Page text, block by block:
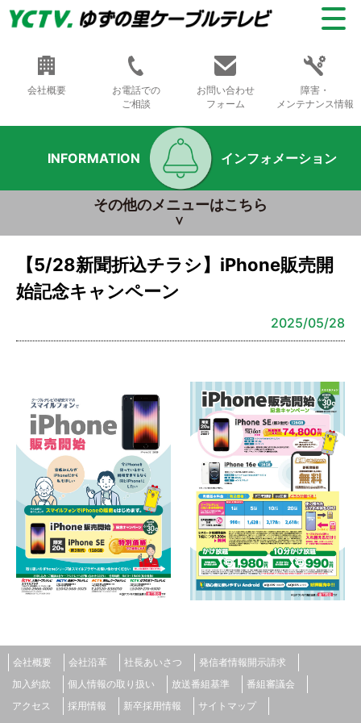
会社概要
お電話での
ご相談
お問い合わせ
フォーム
障害・
メンテナンス情報
INFORMATION インフォメーション
その他のメニューはこちら
【5/28新聞折込チラシ】iPhone販売開
始記念キャンペーン
2025/05/28
会社概要 会社沿革 社長あいさつ
発信者情報開示請求
加入約款
個人情報の取り扱い 放送番組基準
番組審議会
アクセス
採用情報 新卒採用情報 サイトマップ